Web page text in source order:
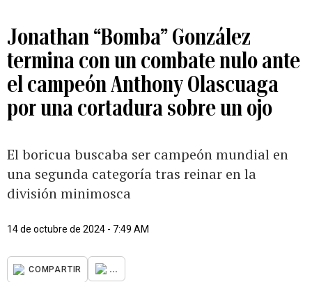
Jonathan “Bomba” González
termina con un combate nulo ante
el campeón Anthony Olascuaga
por una cortadura sobre un ojo
El boricua buscaba ser campeón mundial en
una segunda categoría tras reinar en la
división minimosca
14 de octubre de 2024 - 7:49 AM
COMPARTIR ...